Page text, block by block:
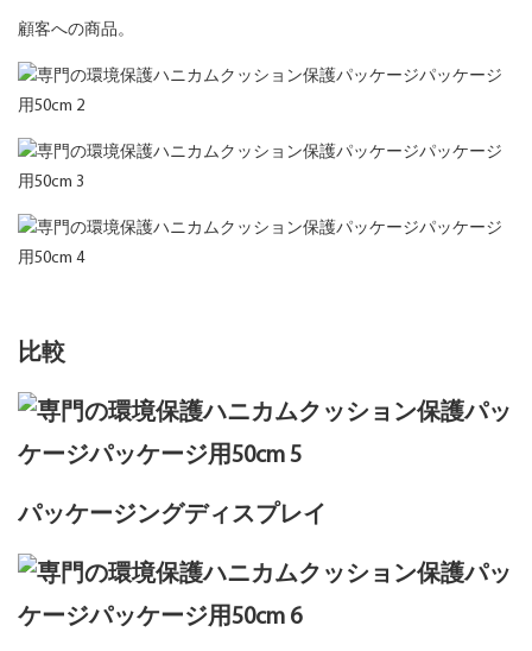
顧客への商品。
比較
パッケージングディスプレイ